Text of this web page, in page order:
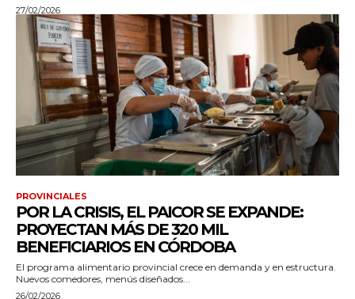
27/02/2026
PROVINCIALES
POR LA CRISIS, EL PAICOR SE EXPANDE:
PROYECTAN MÁS DE 320 MIL
BENEFICIARIOS EN CÓRDOBA
El programa alimentario provincial crece en demanda y en estructura.
Nuevos comedores, menús diseñados...
26/02/2026